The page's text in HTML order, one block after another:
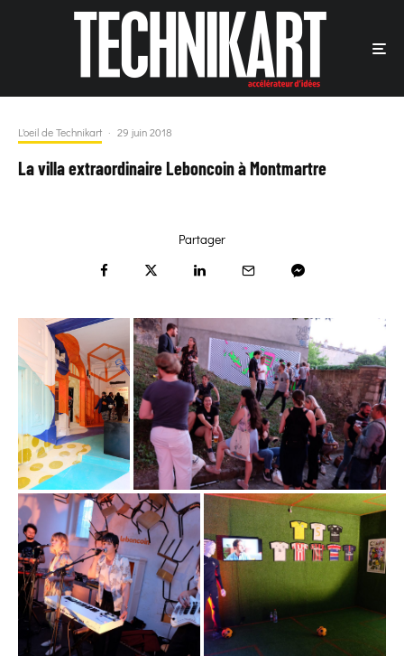
L'oeil de Technikart · 29 juin 2018
La villa extraordinaire Leboncoin à Montmartre
Partager